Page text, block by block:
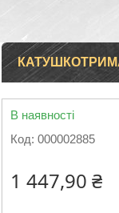
В наявності
Код: 000002885
1 447,90 ₴